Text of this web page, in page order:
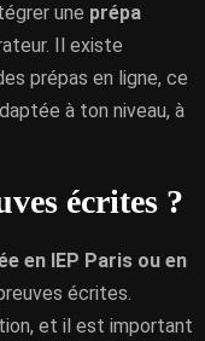
une prépa
Il existe
prépas en ligne, ce
à ton niveau, à
écrites ?
en IEP Paris ou en
écrites.
et il est important